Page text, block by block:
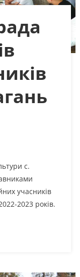
с.
учасників
2023 років.